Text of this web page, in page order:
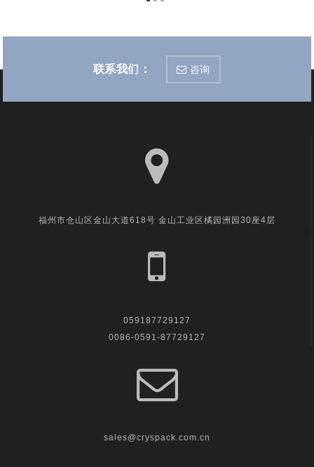
联系我们： 咨询
福州市仓山区金山大道618号 金山工业区橘园洲园30座4层
059187729127
0086-0591-87729127
sales@cryspack.com.cn